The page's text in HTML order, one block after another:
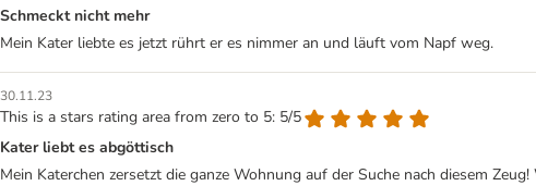
Schmeckt nicht mehr
Mein Kater liebte es jetzt rührt er es nimmer an und läuft vom Napf weg.
30.11.23
This is a stars rating area from zero to 5: 5/5
Kater liebt es abgöttisch
Mein Katerchen zersetzt die ganze Wohnung auf der Suche nach diesem